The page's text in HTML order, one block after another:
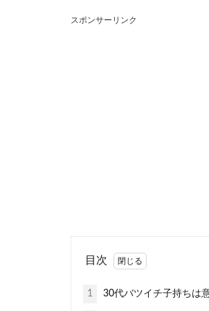
スポンサーリンク
目次
1 30代バツイチ子持ちは